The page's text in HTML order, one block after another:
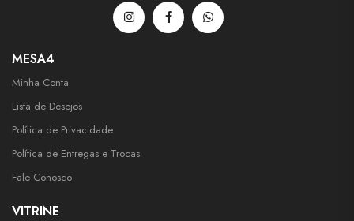
MESA4
Minha Conta
Lista de Desejos
Política de Privacidade
Política de Entregas e Trocas
Fale Conosco
VITRINE